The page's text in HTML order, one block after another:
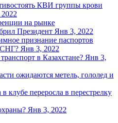
КВИ группы крови
на рынке
Президент Янв 3, 2022
признание паспортов
СНГ? Янв 3, 2022
в Казахстане? Янв 3,
ожидаются метель, гололед и
клубе переросла в перестрелку
Янв 3, 2022